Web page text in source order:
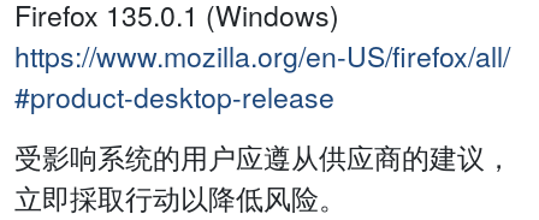
Firefox 135.0.1 (Windows)
https://www.mozilla.org/en-US/firefox/all/
#product-desktop-release
受影响系统的用户应遵从供应商的建议，
立即採取行动以降低风险。